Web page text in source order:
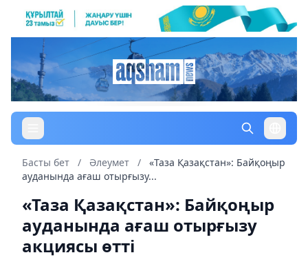
Басты бет / Әлеумет /
«Таза Қазақстан»: Байқоңыр
ауданында ағаш отырғызу...
«Таза Қазақстан»: Байқоңыр
ауданында ағаш отырғызу
акциясы өтті